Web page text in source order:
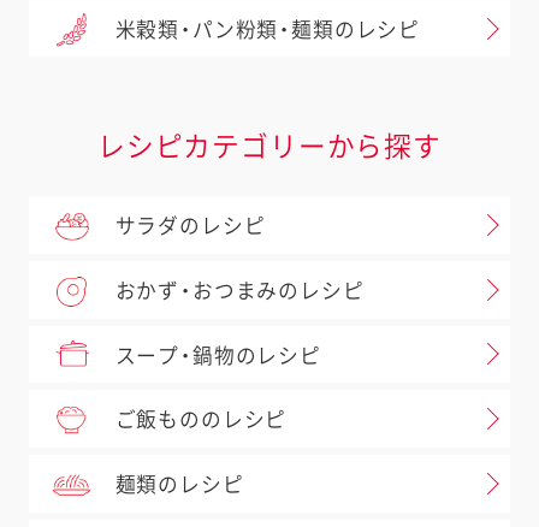
米穀類・パン粉類・麺類のレシピ
レシピカテゴリーから探す
サラダのレシピ
おかず・おつまみのレシピ
スープ・鍋物のレシピ
ご飯もののレシピ
麺類のレシピ